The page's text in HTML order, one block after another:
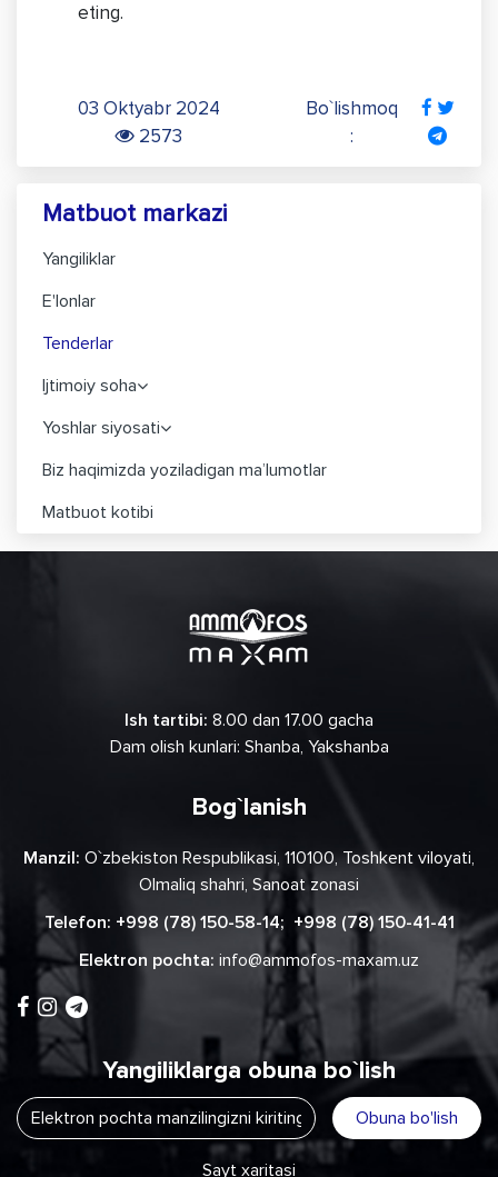
eting.
03 Oktyabr 2024
2573
Bo`lishmoq
:
Matbuot markazi
Yangiliklar
E'lonlar
Tenderlar
Ijtimoiy soha
Yoshlar siyosati
Biz haqimizda yoziladigan ma’lumotlar
Matbuot kotibi
Ish tartibi: 8.00 dan 17.00 gacha
Dam olish kunlari: Shanba, Yakshanba
Bog`lanish
Manzil: O`zbekiston Respublikasi, 110100, Toshkent viloyati,
Olmaliq shahri, Sanoat zonasi
Telefon: +998 (78) 150-58-14; +998 (78) 150-41-41
Elektron pochta: info@ammofos-maxam.uz
Yangiliklarga obuna bo`lish
Obuna bo'lish
Sayt xaritasi